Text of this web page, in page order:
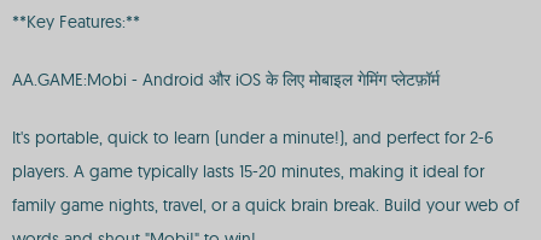
**Key Features:**
AA.GAME:Mobi - Android और iOS के लिए मोबाइल गेमिंग प्लेटफ़ॉर्म
It's portable, quick to learn (under a minute!), and perfect for 2-6
players. A game typically lasts 15-20 minutes, making it ideal for
family game nights, travel, or a quick brain break. Build your web of